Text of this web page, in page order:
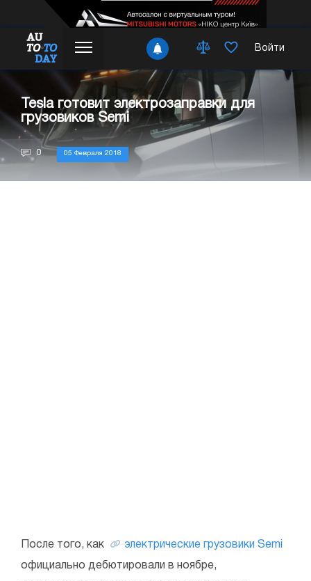
Войти
Tesla готовит электрозаправки для
грузовиков Semi
0 05 Февраля 2018
После того, как электрические грузовики Semi
официально дебютировали в ноябре,